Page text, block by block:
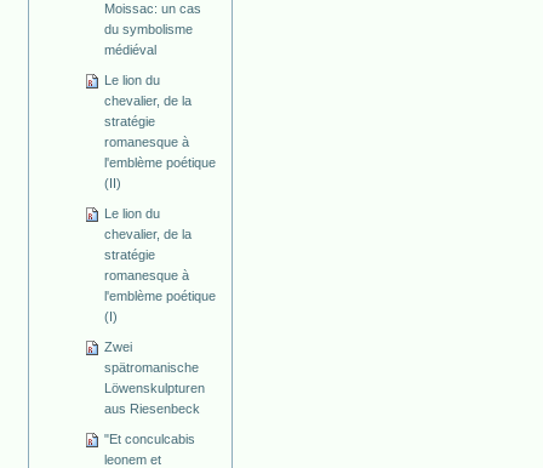
Moissac: un cas
du symbolisme
médiéval
Le lion du
chevalier, de la
stratégie
romanesque à
l'emblème poétique
(II)
Le lion du
chevalier, de la
stratégie
romanesque à
l'emblème poétique
(I)
Zwei
spätromanische
Löwenskulpturen
aus Riesenbeck
"Et conculcabis
leonem et